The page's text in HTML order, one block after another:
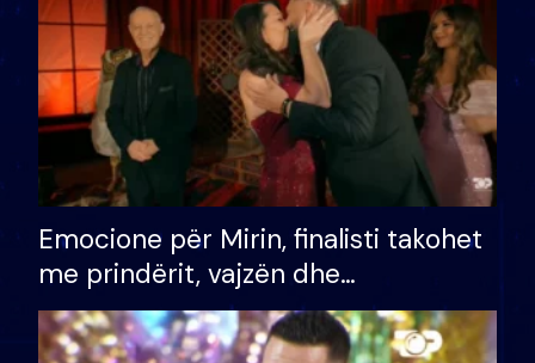
Emocione për Mirin, finalisti takohet
me prindërit, vajzën dhe
bashkëshorten: S’kemi ndonjë letër
divorci apo jo?